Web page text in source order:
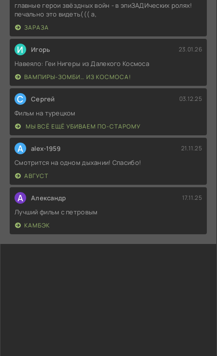
главные герои звёздных войн - в эпиЗАДИческих ролях!
печально это видеть((( а,
ЗАРАЗА
И Игорь 23.01.26
Навеяло: Геи Нигеры из Далекого Космоса
ВАМПИРЫ-ЗОМБИ… ИЗ КОСМОСА!
С Сергей 03.12.25
Фильм на турецком
МЫ ВСЁ ЕЩЁ УБИВАЕМ ПО-СТАРОМУ
A alex-1959 21.11.25
Смотрится на одном дыхании! Спасибо!
АВГУСТ
А Александр 17.11.25
Лучший фильм с петровым
КАМБЭК